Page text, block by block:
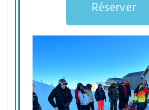
Réserver